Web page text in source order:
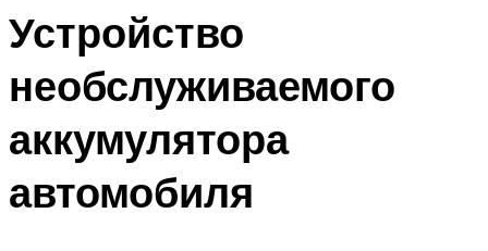
Устройство
необслуживаемого
аккумулятора
автомобиля